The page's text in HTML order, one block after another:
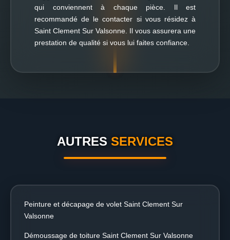
qui conviennent à chaque pièce. Il est
recommandé de le contacter si vous résidez à
Saint Clement Sur Valsonne. Il vous assurera une
prestation de qualité si vous lui faites confiance.
AUTRES SERVICES
Peinture et décapage de volet Saint Clement Sur
Valsonne
Démoussage de toiture Saint Clement Sur Valsonne